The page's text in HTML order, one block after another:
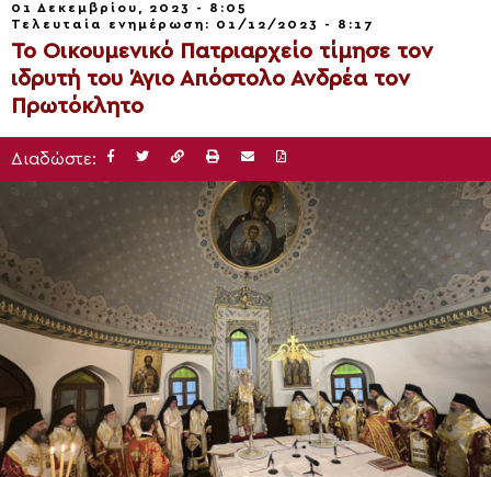
01 Δεκεμβρίου, 2023 - 8:05
Τελευταία ενημέρωση: 01/12/2023 - 8:17
Το Οικουμενικό Πατριαρχείο τίμησε τον
ιδρυτή του Άγιο Απόστολο Ανδρέα τον
Πρωτόκλητο
Διαδώστε: